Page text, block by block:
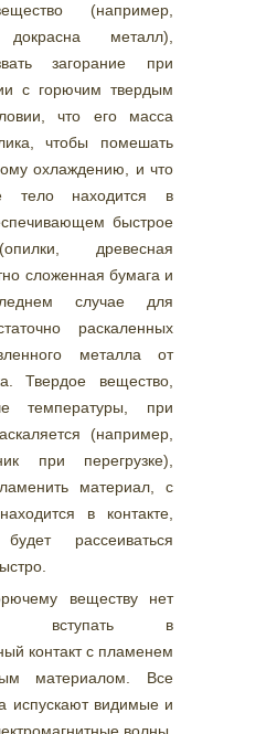
(например,
докрасна металл),
загорание при
с горючим твердым
что его масса
чтобы помешать
охлаждению, и что
тело находится в
быстрое
древесная
сложенная бумага и
случае для
раскаленных
металла от
Твердое вещество,
температуры, при
(например,
при перегрузке),
материал, с
в контакте,
рассеиваться
веществу нет
вступать в
контакт с пламенем
материалом. Все
испускают видимые и